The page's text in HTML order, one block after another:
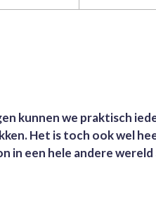
kunnen we praktisch
Het is toch ook wel
in een hele andere wereld